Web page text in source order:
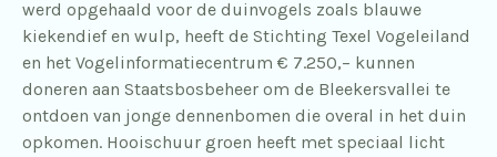
werd opgehaald voor de duinvogels zoals blauwe
kiekendief en wulp, heeft de Stichting Texel Vogeleiland
en het Vogelinformatiecentrum € 7.250,– kunnen
doneren aan Staatsbosbeheer om de Bleekersvallei te
ontdoen van jonge dennenbomen die overal in het duin
opkomen. Hooischuur groen heeft met speciaal licht